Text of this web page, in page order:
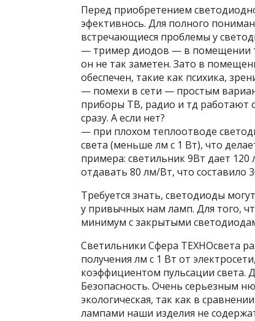
Перед приобретением
эфективнось. Для полного
встречающиеся проблемы у
— тример диодов — в помещении
он не так заметен. Зато в
обеспечен, такие как психика,
— помехи в сети — простым
приборы ТВ, радио и тд работают
сразу. А если нет?
— при плохом теплоотводе
света (меньше лм с 1 Вт), что
примера: светильник 9Вт дает 120
отдавать 80 лм/Вт, что составило
Требуется знать, светодиоды
у привычных нам ламп. Для того,
минимум с закрытыми
Светильники Сфера ТЕХНОсвета
получения лм с 1 Вт от
коэффициентом пульсации света.
Безопасность. Очень серьезным
экологическая, так как в
лампами наши изделия не